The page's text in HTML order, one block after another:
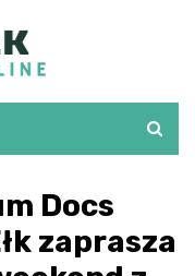
Docs
zaprasza